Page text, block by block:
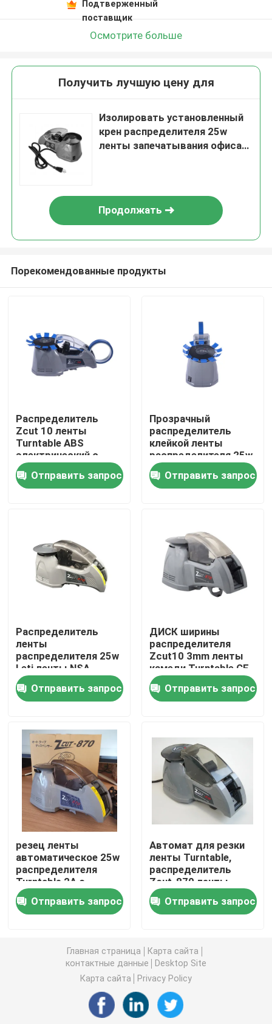
Продукты
О нас
Проверка качества
Свяжитесь мы
Новости
Электрический распределитель ленты
автоматический распределитель ленты
Электрический распределитель ярлыка
Машина фидера винта
концентратор кислорода 5l
концентратор кислорода 10L
Любимец суша коробку
Туалет кота умный
Подтверженный
поставщик
Осмотрите больше
Получить лучшую цену для
Изолировать установленный
крен распределителя 25w
ленты запечатывания офиса
Продолжать
Порекомендованные продукты
Распределитель
Zcut 10 ленты
Turntable ABS
электрический с
гибким съемным
роликом
Отправить запрос
Прозрачный
распределитель
клейкой ленты
распределителя 25w
ленты Turntable
Отправить запрос
Распределитель
ленты
распределителя 25w
Leti ленты NSA
безопасности
электронный
автоматический
Отправить запрос
ДИСК ширины
распределителя
Zcut10 3mm ленты
камеди Turntable CE
БОЛЬШОЙ
Отправить запрос
резец ленты
автоматическое 25w
распределителя
Turntable 2A с
передвижным
датчиком
Отправить запрос
Автомат для резки
ленты Turntable,
распределитель
Zcut-870 ленты
автоматического
Abs электрический
Отправить запрос
Главная страница
Карта сайта
контактные данные
Desktop Site
Карта сайта
Privacy Policy